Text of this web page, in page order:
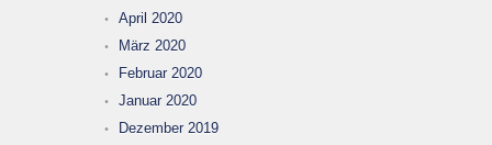
April 2020
März 2020
Februar 2020
Januar 2020
Dezember 2019